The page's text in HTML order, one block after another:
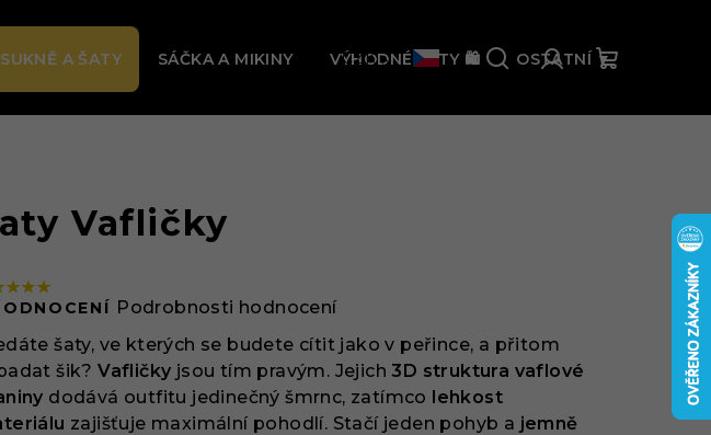
🔥 UŠETŘI AŽ -31 % 🛍️
CZK
SUKNĚ A ŠATY SÁČKA A MIKINY VÝHODNÉ SETY 🛍️ OSTATNÍ ▼
Vafličky
Podrobnosti hodnocení
šaty, ve kterých se budete cítit jako v peřince, a přitom
šik?Vafličky jsou tím pravým. Jejich3D struktura vaflové
dodává outfitu jedinečný šmrnc, zatímco lehkost
zajišťuje maximální pohodlí. Stačí jeden pohyb a jemně